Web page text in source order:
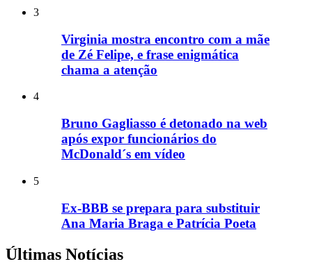
3
Virginia mostra encontro com a mãe
de Zé Felipe, e frase enigmática
chama a atenção
4
Bruno Gagliasso é detonado na web
após expor funcionários do
McDonald´s em vídeo
5
Ex-BBB se prepara para substituir
Ana Maria Braga e Patrícia Poeta
Últimas Notícias